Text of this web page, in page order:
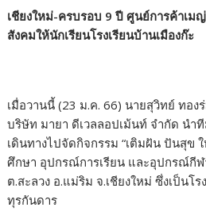
เชียงใหม่-ครบรอบ 9 ปี ศูนย์การค้าเม
สังคมให้นักเรียนโรงเรียนบ้านเมืองก๊ะ
เมื่อวานนี้ (23 ม.ค. 66) นายสุวิทย์ ทอง
บริษัท มายา ดีเวลลอปเม้นท์ จำกัด น
เดินทางไปจัดกิจกรรม “เติมฝัน ปันสุข
ศึกษา อุปกรณ์การเรียน และอุปกรณ์กีฬ
ต.สะลวง อ.แม่ริม จ.เชียงใหม่ ซึ่งเป็นโ
ทุรกันดาร